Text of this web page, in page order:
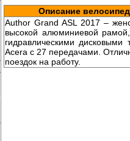
Описание
Author Grand ASL 2017 –
высокой алюминиевой
гидравлическими
Acera с 27 передачами.
поездок на работу.